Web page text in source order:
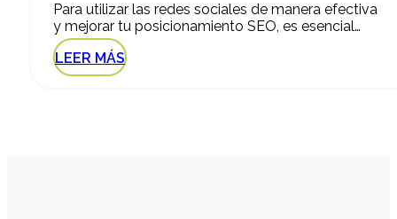
Para utilizar las redes sociales de manera efectiva
y mejorar tu posicionamiento SEO, es esencial…
LEER MÁS